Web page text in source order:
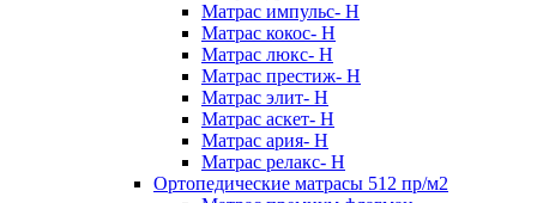
Матрас импульс- Н
Матрас кокос- Н
Матрас люкс- Н
Матрас престиж- Н
Матрас элит- Н
Матрас аскет- Н
Матрас ария- Н
Матрас релакс- Н
Ортопедические матрасы 512 пр/м2